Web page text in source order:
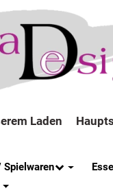
Laden
Spielwaren